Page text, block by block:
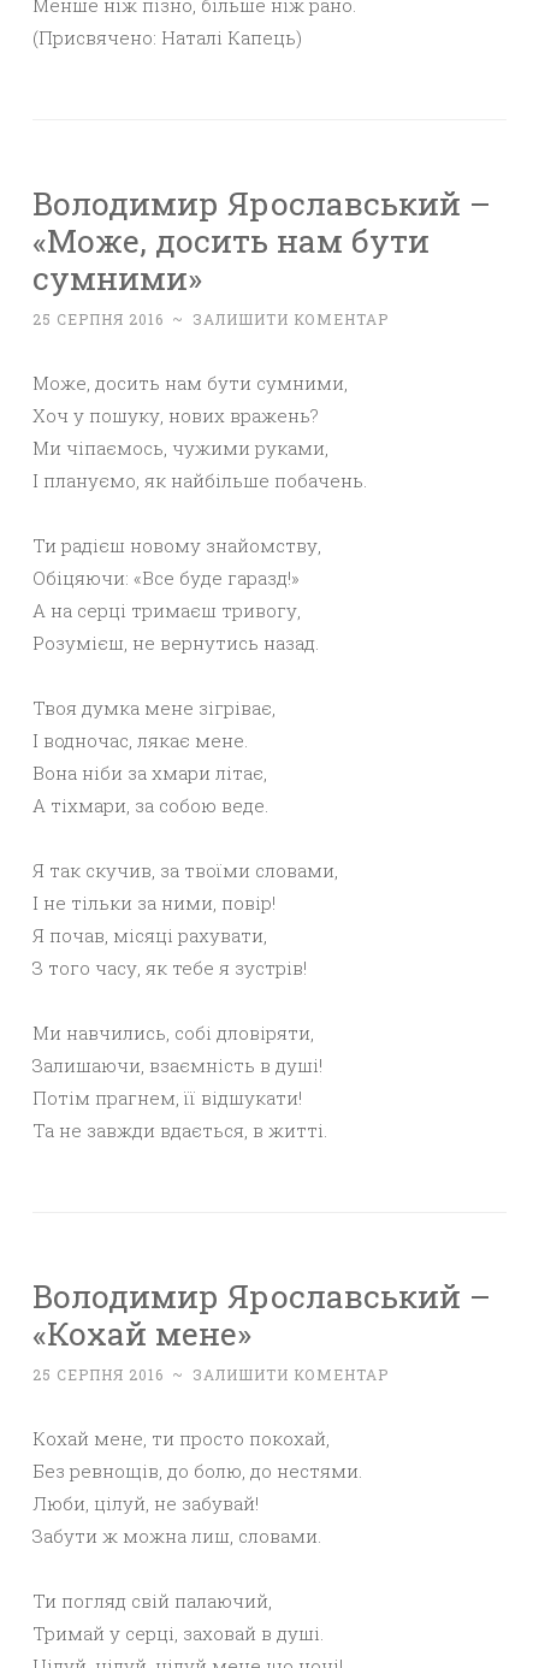
Менше ніж пізно, більше ніж рано.
(Присвячено: Наталі Капець)
Володимир Ярославський –
«Може, досить нам бути
сумними»
25 СЕРПНЯ 2016 ~ ЗАЛИШИТИ КОМЕНТАР
Може, досить нам бути сумними,
Хоч у пошуку, нових вражень?
Ми чіпаємось, чужими руками,
І плануємо, як найбільше побачень.
Ти радієш новому знайомству,
Обіцяючи: «Все буде гаразд!»
А на серці тримаєш тривогу,
Розумієш, не вернутись назад.
Твоя думка мене зігріває,
І водночас, лякає мене.
Вона ніби за хмари літає,
А тіхмари, за собою веде.
Я так скучив, за твоїми словами,
І не тільки за ними, повір!
Я почав, місяці рахувати,
З того часу, як тебе я зустрів!
Ми навчились, собі дловіряти,
Залишаючи, взаємність в душі!
Потім прагнем, її відшукати!
Та не завжди вдається, в житті.
Володимир Ярославський –
«Кохай мене»
25 СЕРПНЯ 2016 ~ ЗАЛИШИТИ КОМЕНТАР
Кохай мене, ти просто покохай,
Без ревнощів, до болю, до нестями.
Люби, цілуй, не забувай!
Забути ж можна лиш, словами.
Ти погляд свій палаючий,
Тримай у серці, заховай в душі.